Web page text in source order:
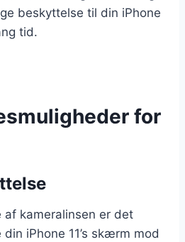
beskyttelse til din iPhone
tid.
for
kameralinsen er det
iPhone 11’s skærm mod